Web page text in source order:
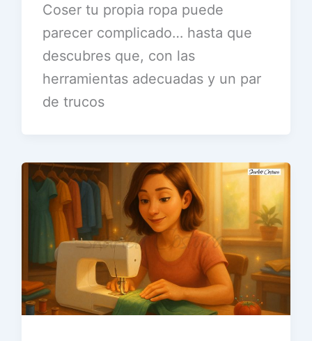
Coser tu propia ropa puede
parecer complicado… hasta que
descubres que, con las
herramientas adecuadas y un par
de trucos